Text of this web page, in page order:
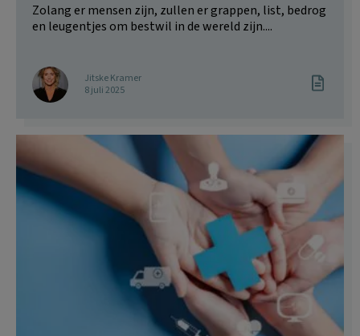
Zolang er mensen zijn, zullen er grappen, list, bedrog
en leugentjes om bestwil in de wereld zijn....
Jitske Kramer
8 juli 2025